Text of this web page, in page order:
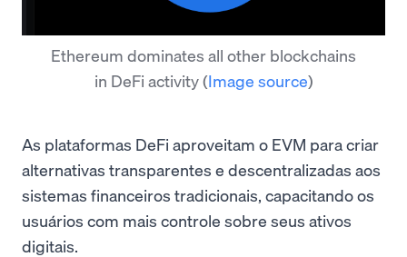
Ethereum dominates all other blockchains
in DeFi activity(Image source)
As plataformas DeFi aproveitam o EVM para criar
alternativas transparentes e descentralizadas aos
sistemas financeiros tradicionais, capacitando os
usuários com mais controle sobre seus ativos
digitais.